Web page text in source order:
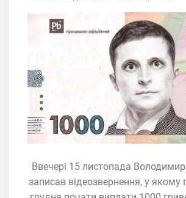
Ввечері 15 листопада
записав відеозвернення, у якому